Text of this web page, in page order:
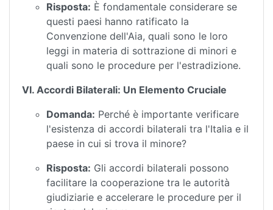
Risposta: È fondamentale considerare se
questi paesi hanno ratificato la
Convenzione dell'Aia, quali sono le loro
leggi in materia di sottrazione di minori e
quali sono le procedure per l'estradizione.
VI. Accordi Bilaterali: Un Elemento Cruciale
Domanda: Perché è importante verificare
l'esistenza di accordi bilaterali tra l'Italia e il
paese in cui si trova il minore?
Risposta: Gli accordi bilaterali possono
facilitare la cooperazione tra le autorità
giudiziarie e accelerare le procedure per il